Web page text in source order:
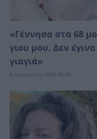
«Γέννησα στα 68
γιου μου. Δεν
γιαγιά»
8 Αυγούστου 2026 00:28